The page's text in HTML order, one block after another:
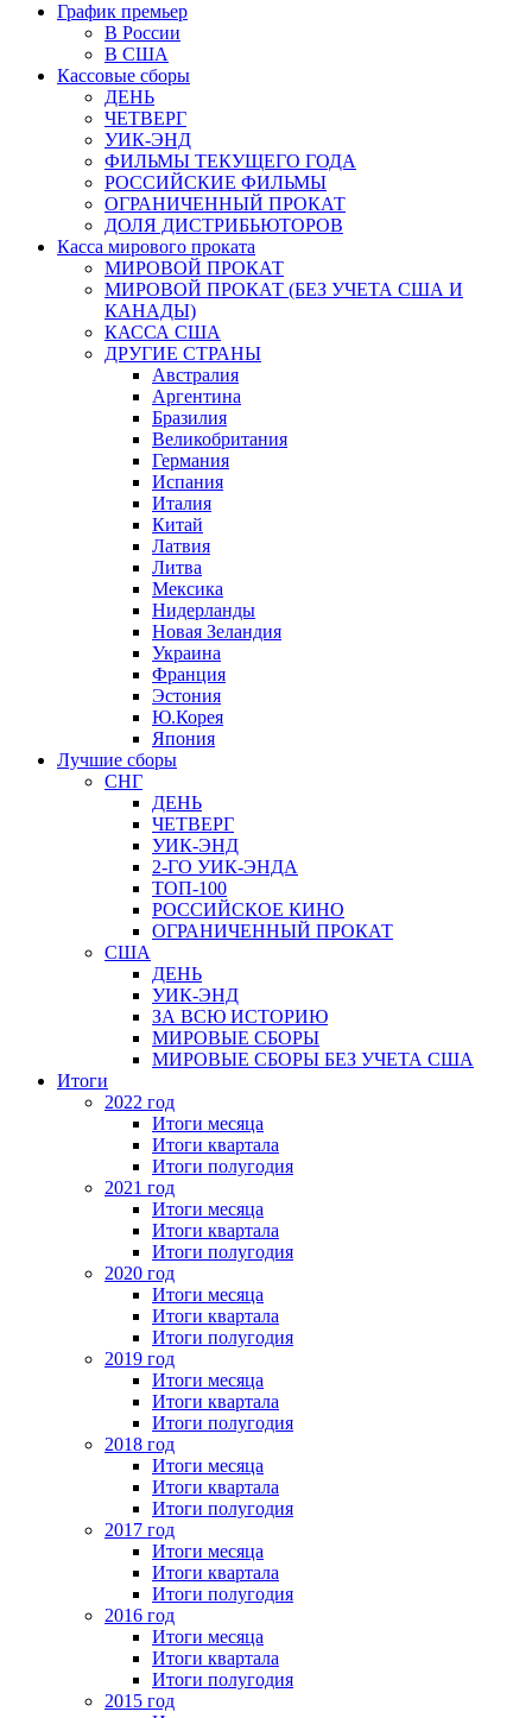
График премьер
В России
В США
Кассовые сборы
ДЕНЬ
ЧЕТВЕРГ
УИК-ЭНД
ФИЛЬМЫ ТЕКУЩЕГО ГОДА
РОССИЙСКИЕ ФИЛЬМЫ
ОГРАНИЧЕННЫЙ ПРОКАТ
ДОЛЯ ДИСТРИБЬЮТОРОВ
Касса мирового проката
МИРОВОЙ ПРОКАТ
МИРОВОЙ ПРОКАТ (БЕЗ УЧЕТА США И
КАНАДЫ)
КАССА США
ДРУГИЕ СТРАНЫ
Австралия
Аргентина
Бразилия
Великобритания
Германия
Испания
Италия
Китай
Латвия
Литва
Мексика
Нидерланды
Новая Зеландия
Украина
Франция
Эстония
Ю.Корея
Япония
Лучшие сборы
СНГ
ДЕНЬ
ЧЕТВЕРГ
УИК-ЭНД
2-ГО УИК-ЭНДА
ТОП-100
РОССИЙСКОЕ КИНО
ОГРАНИЧЕННЫЙ ПРОКАТ
США
ДЕНЬ
УИК-ЭНД
ЗА ВСЮ ИСТОРИЮ
МИРОВЫЕ СБОРЫ
МИРОВЫЕ СБОРЫ БЕЗ УЧЕТА США
Итоги
2022 год
Итоги месяца
Итоги квартала
Итоги полугодия
2021 год
Итоги месяца
Итоги квартала
Итоги полугодия
2020 год
Итоги месяца
Итоги квартала
Итоги полугодия
2019 год
Итоги месяца
Итоги квартала
Итоги полугодия
2018 год
Итоги месяца
Итоги квартала
Итоги полугодия
2017 год
Итоги месяца
Итоги квартала
Итоги полугодия
2016 год
Итоги месяца
Итоги квартала
Итоги полугодия
2015 год